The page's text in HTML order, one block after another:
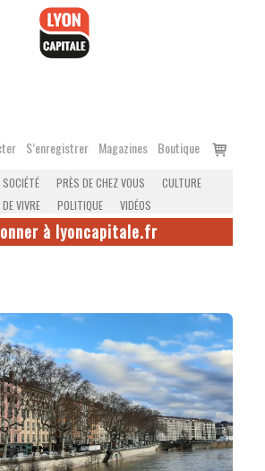
S’enregistrer Magazines Boutique
Voir
SOCIÉTÉ PRÈS DE CHEZ VOUS
CULTURE
VIVRE
POLITIQUE VIDÉOS
à lyoncapitale.fr